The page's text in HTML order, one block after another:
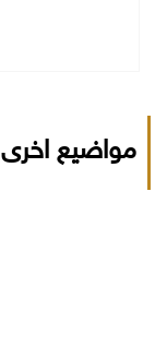
مواضيع